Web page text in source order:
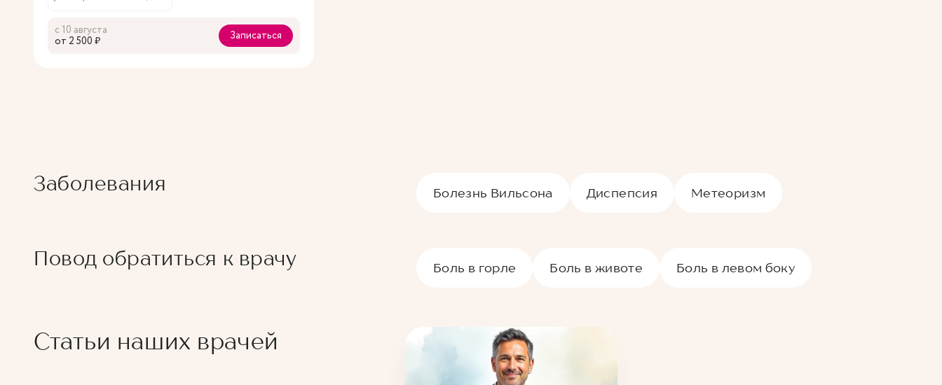
с 10 августа
oт 2 500 ₽
Записаться
Заболевания Болезнь Вильсона Диспепсия Метеоризм
Повод обратиться к врачу Боль в горле Боль в животе Боль в левом боку
Статьи наших врачей